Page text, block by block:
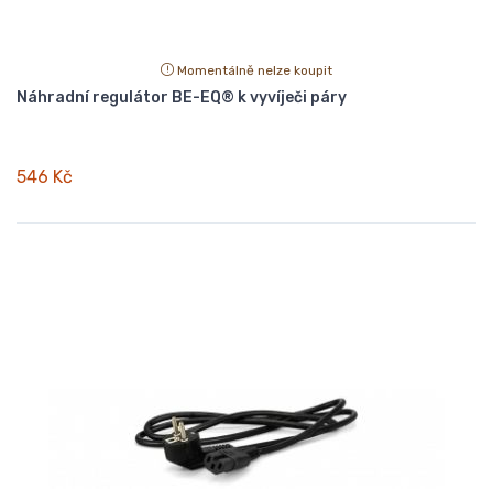
Momentálně nelze koupit
Náhradní regulátor BE-EQ® k vyvíječi páry
546 Kč